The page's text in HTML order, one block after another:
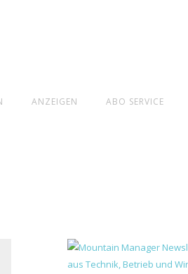
ANZEIGEN ABO SERVICE